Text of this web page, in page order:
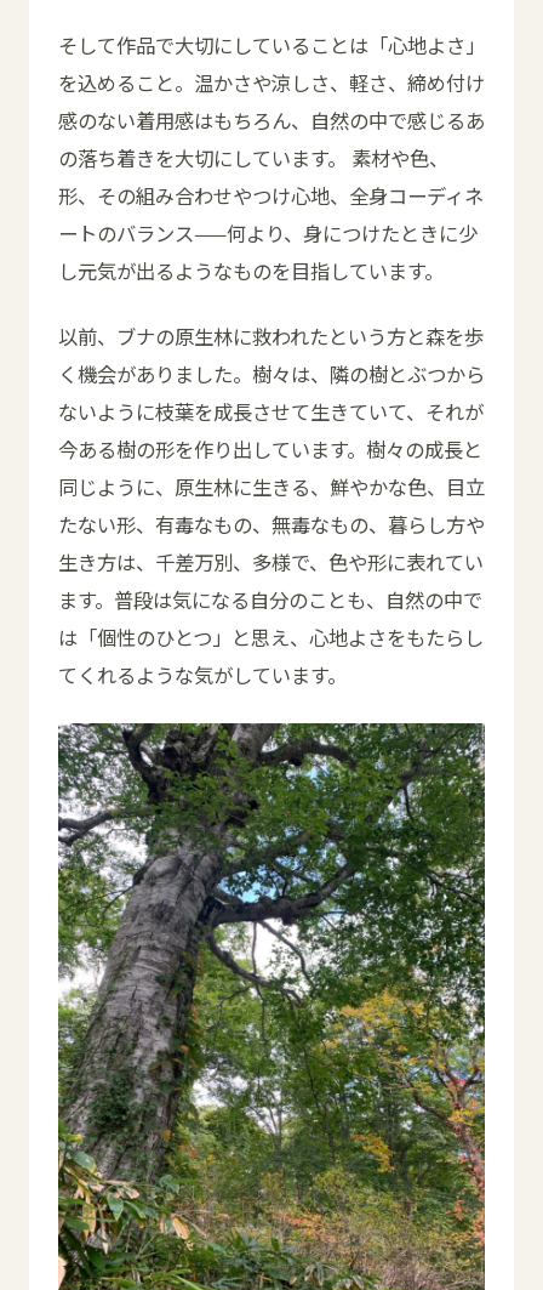
そして作品で大切にしていることは「心地よさ」
を込めること。温かさや涼しさ、軽さ、締め付け
感のない着用感はもちろん、自然の中で感じるあ
の落ち着きを大切にしています。 素材や色、
形、その組み合わせやつけ心地、全身コーディネ
ートのバランス——何より、身につけたときに少
し元気が出るようなものを目指しています。
以前、ブナの原生林に救われたという方と森を歩
く機会がありました。 樹々は、隣の樹とぶつから
ないように枝葉を成長させて生きていて、それが
今ある樹の形を作り出しています。樹々の成長と
同じように、原生林に生きる、鮮やかな色、目立
たない形、有毒なもの、無毒なもの、暮らし方や
生き方は、千差万別、多様で、色や形に表れてい
ます。 普段は気になる自分のことも、自然の中で
は「個性のひとつ」と思え、心地よさをもたらし
てくれるような気がしています。